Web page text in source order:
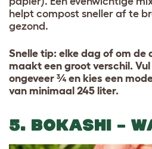
helpt compost sneller af te
gezond.
Snelle tip: elke dag of om de
maakt een groot verschil.
ongeveer ¾ en kies een
van minimaal 245 liter.
5. BOKASHI –